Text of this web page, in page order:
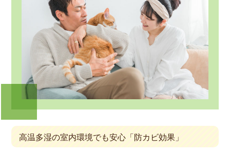
高温多湿の室内環境でも安心「防カビ効果」